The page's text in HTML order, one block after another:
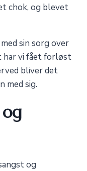
chok, og blevet
sin sorg over
har vi fået forløst
bliver det
med sig.
og